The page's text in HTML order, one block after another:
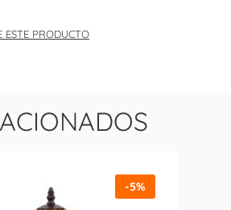
ESTE PRODUCTO
-5%